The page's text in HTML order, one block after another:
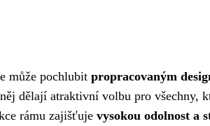
může pochlubit propracovaným
dělají atraktivní volbu pro všechny,
rámu zajišťuje vysokou odolnost a